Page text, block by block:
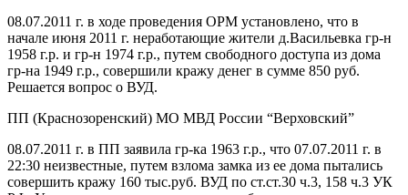
08.07.2011 г. в ходе проведения ОРМ установлено, что в
начале июня 2011 г. неработающие жители д.Васильевка гр-н
1958 г.р. и гр-н 1974 г.р., путем свободного доступа из дома
гр-на 1949 г.р., совершили кражу денег в сумме 850 руб.
Решается вопрос о ВУД.
ПП (Краснозоренский) МО МВД России “Верховский”
08.07.2011 г. в ПП заявила гр-ка 1963 г.р., что 07.07.2011 г. в
22:30 неизвестные, путем взлома замка из ее дома пытались
совершить кражу 160 тыс.руб. ВУД по ст.ст.30 ч.3, 158 ч.3 УК